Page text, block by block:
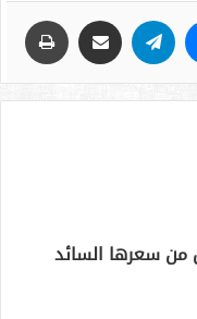
من سعرها السائد